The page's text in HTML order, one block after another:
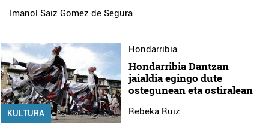
Imanol Saiz Gomez de Segura
KULTURA
Hondarribia
Hondarribia Dantzan
jaialdia egingo dute
ostegunean eta ostiralean
Rebeka Ruiz